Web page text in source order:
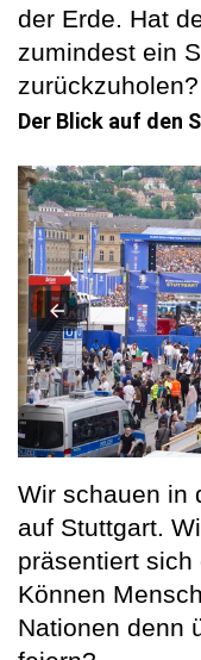
der Erde. Hat
zumindest ein
zurückzuholen?
Der Blick auf den
Wir schauen in
auf Stuttgart.
präsentiert sich
Können
Nationen denn